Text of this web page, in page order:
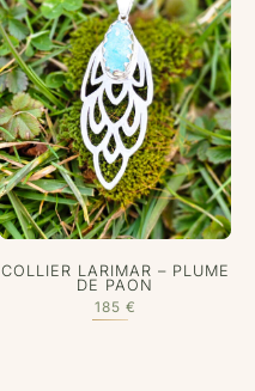
COLLIER LARIMAR – PLUME
DE PAON
185 €